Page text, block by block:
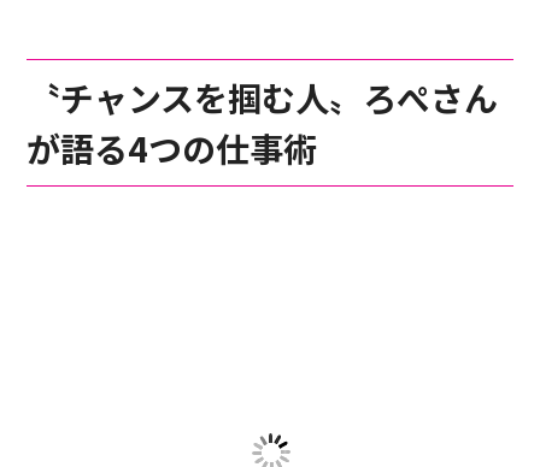
〝チャンスを掴む人〟ろぺさん
が語る4つの仕事術